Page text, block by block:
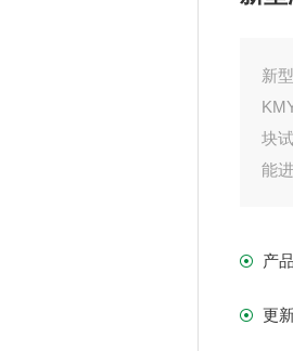
新
块
能
柱
产
更